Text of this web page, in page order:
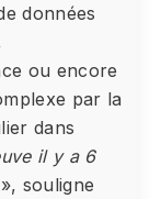
données
ou encore
par la
dans
il y a 6
souligne